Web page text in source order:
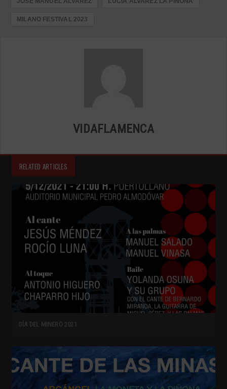
MILANO FESTIVAL 2023
VIDAFLAMENCA
RELATED ARTICLES
DÍA DEL MINERO 2021